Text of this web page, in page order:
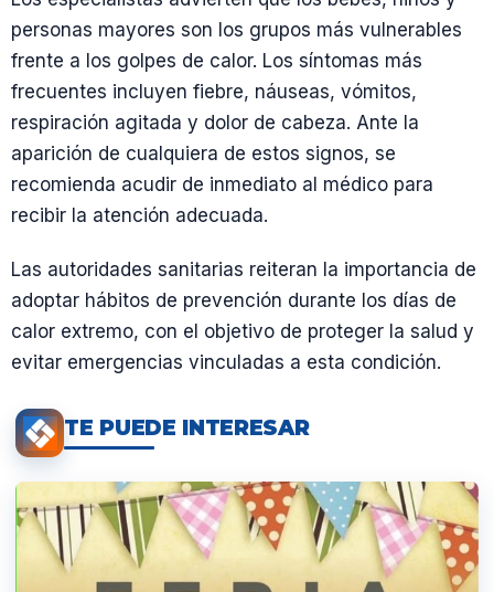
personas mayores son los grupos más vulnerables
frente a los golpes de calor. Los síntomas más
frecuentes incluyen fiebre, náuseas, vómitos,
respiración agitada y dolor de cabeza. Ante la
aparición de cualquiera de estos signos, se
recomienda acudir de inmediato al médico para
recibir la atención adecuada.
Las autoridades sanitarias reiteran la importancia de
adoptar hábitos de prevención durante los días de
calor extremo, con el objetivo de proteger la salud y
evitar emergencias vinculadas a esta condición.
TE PUEDE INTERESAR